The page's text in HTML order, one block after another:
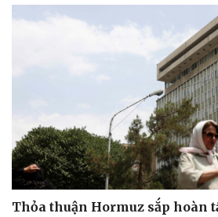
Thỏa thuận Hormuz sắp hoàn